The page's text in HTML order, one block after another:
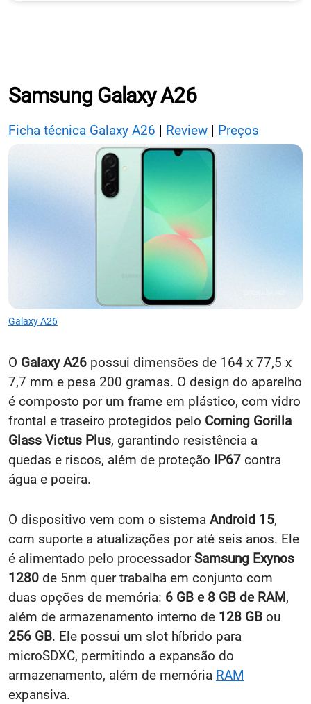
Samsung Galaxy A26
Ficha técnica Galaxy A26 | Review | Preços
Galaxy A26
O Galaxy A26 possui dimensões de 164 x 77,5 x
7,7 mm e pesa 200 gramas. O design do aparelho
é composto por um frame em plástico, com vidro
frontal e traseiro protegidos pelo Corning Gorilla
Glass Victus Plus, garantindo resistência a
quedas e riscos, além de proteção IP67 contra
água e poeira.
O dispositivo vem com o sistema Android 15,
com suporte a atualizações por até seis anos. Ele
é alimentado pelo processadorSamsung Exynos
1280 de 5nm quer trabalha em conjunto com
duas opções de memória: 6 GB e 8 GB de RAM,
além de armazenamento interno de 128 GB ou
256 GB. Ele possui um slot híbrido para
microSDXC, permitindo a expansão do
armazenamento, além de memória RAM
expansiva.